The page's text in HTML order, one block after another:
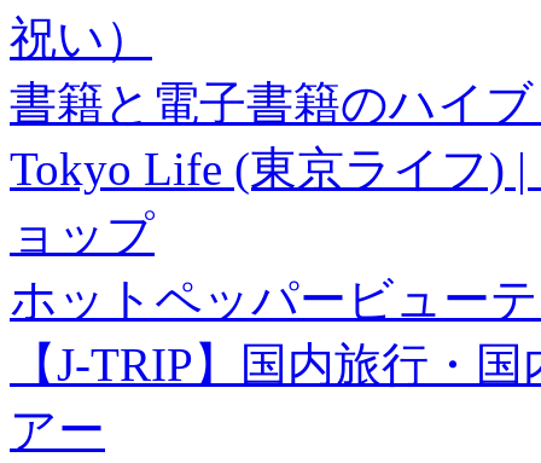
祝い）
書籍と電子書籍のハイ
Tokyo Life (東京ライフ)
ョップ
ホットペッパービュー
【J-TRIP】国内旅行・
アー